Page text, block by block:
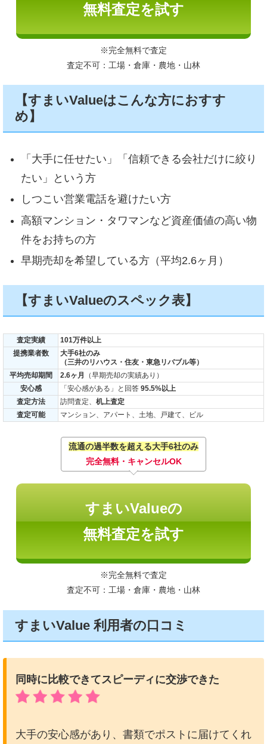
無料査定を試す
※完全無料で査定
査定不可：工場・倉庫・農地・山林
【すまいValueはこんな方におすす
め】
「大手に任せたい」「信頼できる会社だけに絞り
たい」という方
しつこい営業電話を避けたい方
高額マンション・タワマンなど資産価値の高い物
件をお持ちの方
早期売却を希望している方（平均2.6ヶ月）
【すまいValueのスペック表】
査定実績
101万件以上
提携業者数
大手6社のみ
（三井のリハウス・住友・東急リバブル等）
平均売却期間
2.6ヶ月
（早期売却の実績あり）
安心感
「安心感がある」と回答 95.5%以上
査定方法
訪問査定、 机上査定
査定可能
マンション、アパート、土地、戸建て、ビル
流通の過半数を超える大手6社のみ
完全無料・キャンセルOK
すまいValueの
無料査定を試す
※完全無料で査定
査定不可：工場・倉庫・農地・山林
すまいValue 利用者の口コミ
同時に比較できてスピーディに交渉できた
大手の安心感があり、書類でポストに届けてくれ